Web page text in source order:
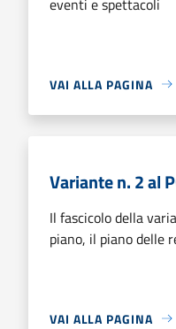
VAI ALLA PAGINA
Variante n. 2 al
Il fascicolo della
piano, il piano delle
VAI ALLA PAGINA